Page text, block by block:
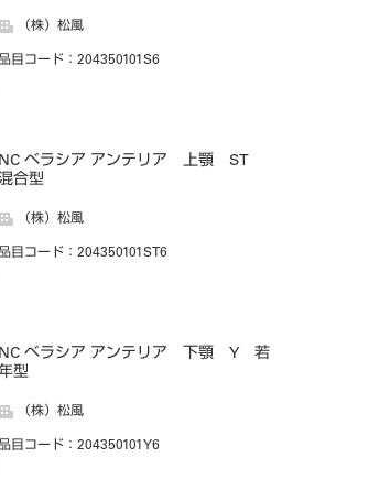
（株）松風
目コード ：204350101S6
NC ベラシア アンテリア 上顎 ST
合型
（株）松風
目コード ：204350101ST6
NC ベラシア アンテリア 下顎 Y 若
型
（株）松風
目コード ：204350101Y6